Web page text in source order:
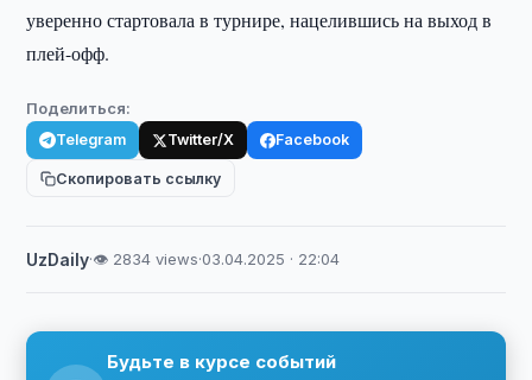
уверенно стартовала в турнире, нацелившись на выход в
плей-офф.
Поделиться:
Telegram Twitter/X Facebook
Скопировать ссылку
UzDaily·👁 2834 views·03.04.2025 · 22:04
Будьте в курсе событий